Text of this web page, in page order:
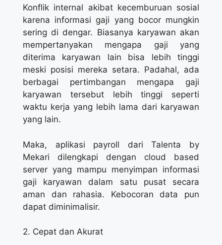
Konflik internal akibat kecemburuan sosial
karena informasi gaji yang bocor mungkin
sering di dengar. Biasanya karyawan akan
mempertanyakan mengapa gaji yang
diterima karyawan lain bisa lebih tinggi
meski posisi mereka setara. Padahal, ada
berbagai pertimbangan mengapa gaji
karyawan tersebut lebih tinggi seperti
waktu kerja yang lebih lama dari karyawan
yang lain.
Maka, aplikasi payroll dari Talenta by
Mekari dilengkapi dengan cloud based
server yang mampu menyimpan informasi
gaji karyawan dalam satu pusat secara
aman dan rahasia. Kebocoran data pun
dapat diminimalisir.
2. Cepat dan Akurat